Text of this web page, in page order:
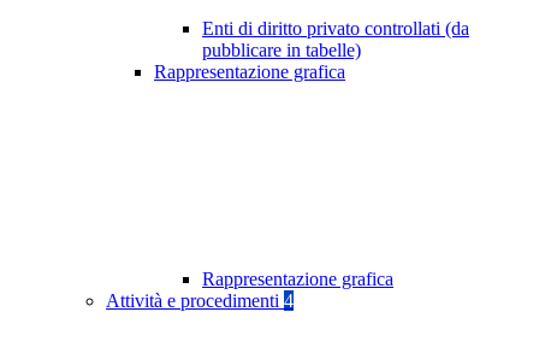
Enti di diritto privato controllati (da
pubblicare in tabelle)
Rappresentazione grafica
Rappresentazione grafica
Attività e procedimenti 4